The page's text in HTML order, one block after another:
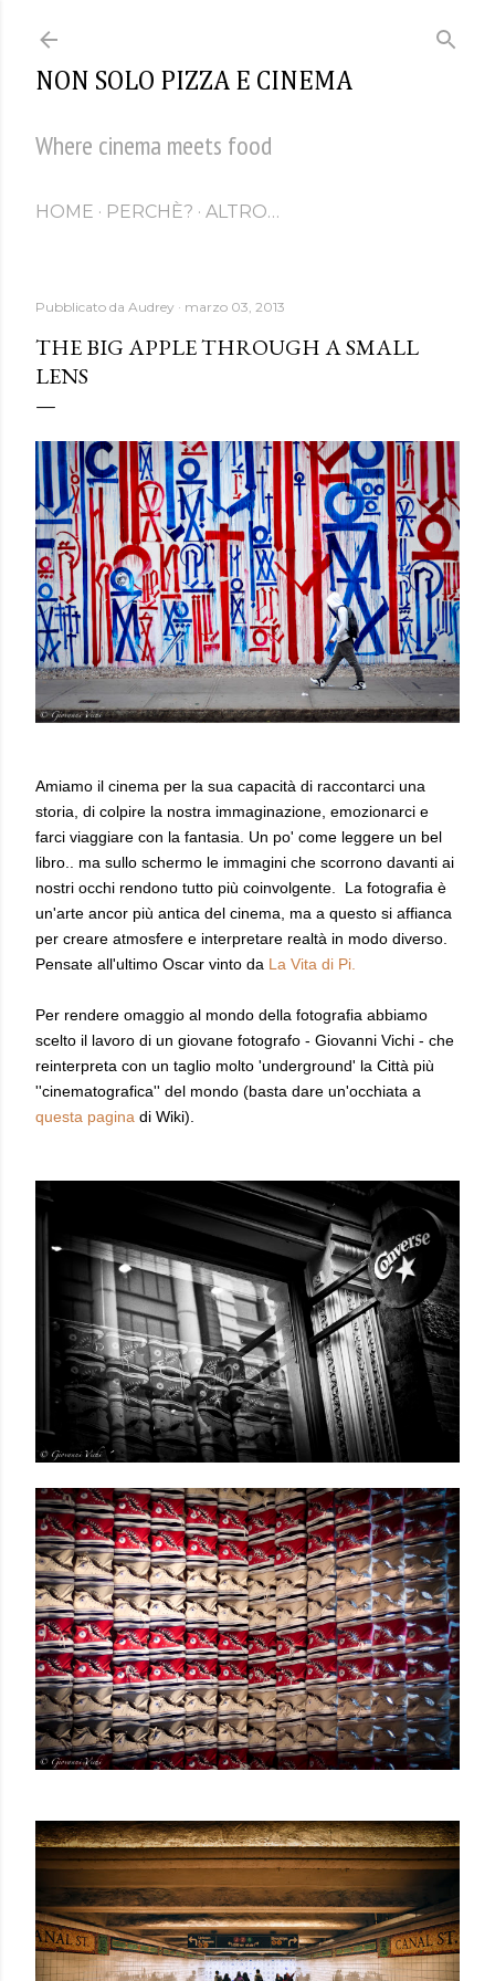
NON SOLO PIZZA E CINEMA
Where cinema meets food
HOME PERCHÈ? ALTRO…
Pubblicato da Audrey marzo 03, 2013
THE BIG APPLE THROUGH A SMALL
LENS
Amiamo il cinema per la sua capacità di raccontarci una
storia, di colpire la nostra immaginazione, emozionarci e
farci viaggiare con la fantasia. Un po' come leggere un bel
libro.. ma sullo schermo le immagini che scorrono davanti ai
nostri occhi rendono tutto più coinvolgente. La fotografia è
un'arte ancor più antica del cinema, ma a questo si affianca
per creare atmosfere e interpretare realtà in modo diverso.
Pensate all'ultimo Oscar vinto da La Vita di Pi.
Per rendere omaggio al mondo della fotografia abbiamo
scelto il lavoro di un giovane fotografo - Giovanni Vichi - che
reinterpreta con un taglio molto 'underground' la Città più
''cinematografica'' del mondo (basta dare un'occhiata a
questa pagina di Wiki).